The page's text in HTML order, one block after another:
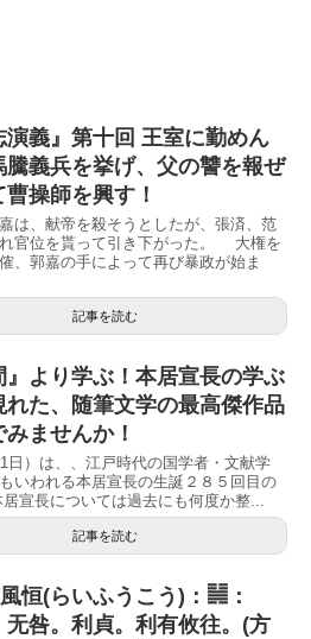
演義』第十回 王室に勤めん
騰義兵を挙げ、父の讐を報ぜ
曹操師を興す！
は、献帝を殺そうとしたが、張済、范
官位を貰って引き下がった。 大権を
、郭嘉の手によって再び暴政が始ま
記事を読む
』より学ぶ！本居宣長の学ぶ
れた、随筆文学の最高傑作品
ませんか！
日）は、、江戸時代の国学者・文献学
いわれる本居宣長の生誕２８５回目の
宣長については過去にも何度か整...
記事を読む
恒(らいふうこう)：䷟：
无咎。利貞。利有攸往。(方